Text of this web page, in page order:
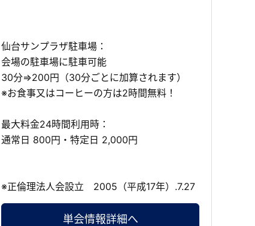
仙台サンプラザ駐車場：
会場の駐車場に駐車可能
30分⇒200円（30分ごとに加算されます）
※お食事又はコーヒーの方は2時間無料！
最大料金24時間利用時：
通常日 800円・特定日 2,000円
※正倫理法人会設立 2005（平成17年）.7.27
単会情報詳細へ